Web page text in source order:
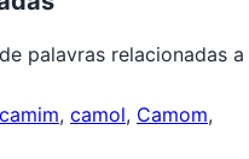
palavras relacionadas a
camim, camol, Camom,